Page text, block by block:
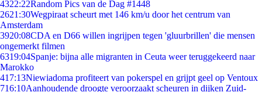
4322:22Random Pics van de Dag #1448
2621:30Wegpiraat scheurt met 146 km/u door het centrum van
Amsterdam
3920:08CDA en D66 willen ingrijpen tegen 'gluurbrillen' die mensen
ongemerkt filmen
6319:04Spanje: bijna alle migranten in Ceuta weer teruggekeerd naar
Marokko
417:13Niewiadoma profiteert van pokerspel en grijpt geel op Ventoux
716:10Aanhoudende droogte veroorzaakt scheuren in dijken Zuid-